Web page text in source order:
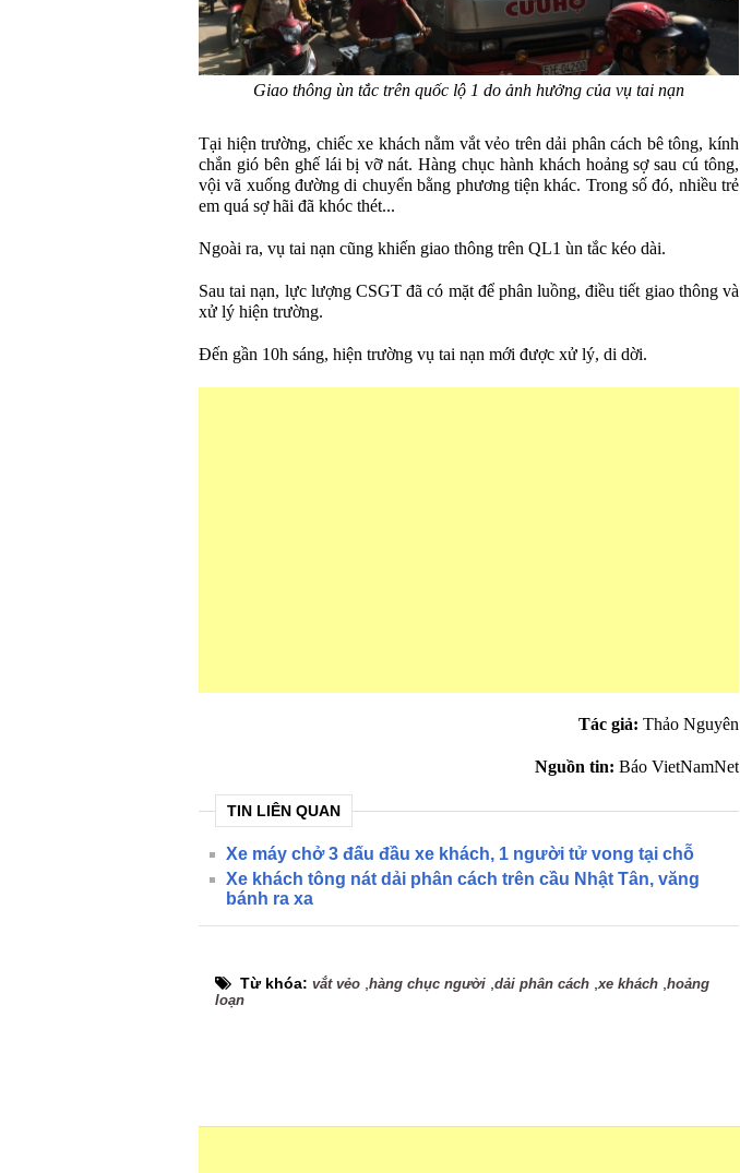
Giao thông ùn tắc trên quốc lộ 1 do ảnh hưởng của vụ tai nạn
Tại hiện trường, chiếc xe khách nằm vắt vẻo trên dải phân cách bê tông, kính
chắn gió bên ghế lái bị vỡ nát. Hàng chục hành khách hoảng sợ sau cú tông,
vội vã xuống đường di chuyển bằng phương tiện khác. Trong số đó, nhiều trẻ
em quá sợ hãi đã khóc thét...
Ngoài ra, vụ tai nạn cũng khiến giao thông trên QL1 ùn tắc kéo dài.
Sau tai nạn, lực lượng CSGT đã có mặt để phân luồng, điều tiết giao thông và
xử lý hiện trường.
Đến gần 10h sáng, hiện trường vụ tai nạn mới được xử lý, di dời.
Tác giả: Thảo Nguyên
Nguồn tin: Báo VietNamNet
TIN LIÊN QUAN
Xe máy chở 3 đấu đầu xe khách, 1 người tử vong tại chỗ
Xe khách tông nát dải phân cách trên cầu Nhật Tân, văng
bánh ra xa
Từ khóa: vắt vẻo hàng chục người dải phân cách xe khách hoảng
loạn